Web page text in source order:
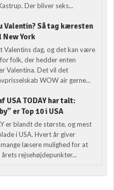
Der bliver seks...
Valentin? Så tag kæresten
New York
Valentins dag, og det kan være
folk, der hedder enten
Valentina. Det vil det
WOW air gerne...
USA TODAY har talt:
er Top 10 i USA
er blandt de største, og mest
i USA. Hvert år giver
mange læsere mulighed for at
rejsehøjdepunkter...